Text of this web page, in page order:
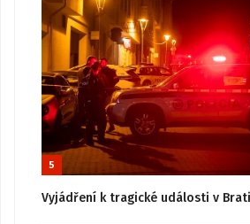
5
Vyjádření k tragické události v